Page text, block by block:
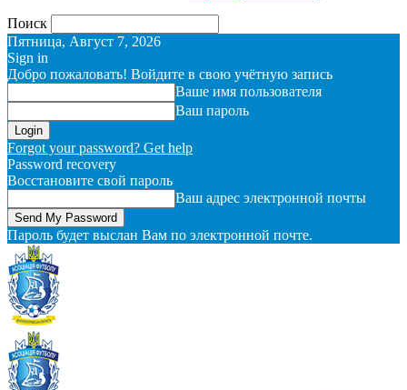
Поиск
Пятница, Август 7, 2026
Sign in
Добро пожаловать! Войдите в свою учётную запись
Ваше имя пользователя
Ваш пароль
Forgot your password? Get help
Password recovery
Восстановите свой пароль
Ваш адрес электронной почты
Пароль будет выслан Вам по электронной почте.